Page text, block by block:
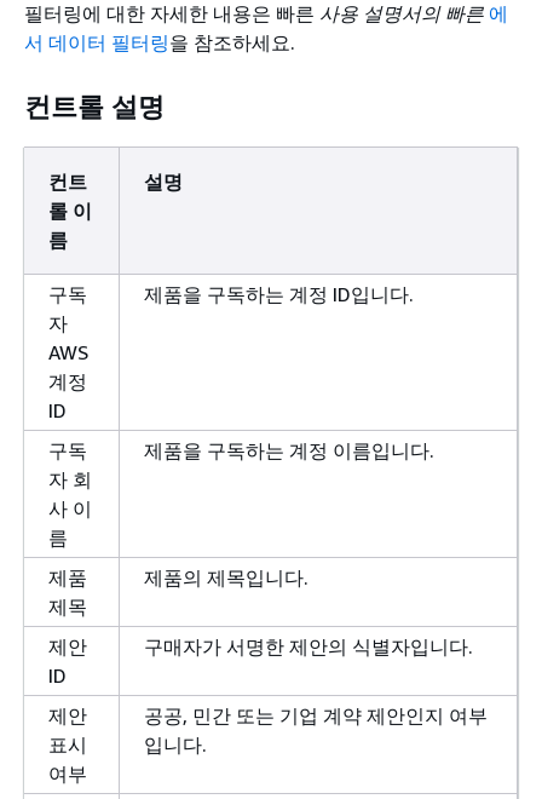
필터링에 대한 자세한 내용은 빠른 사용 설명서의 빠른 에
서 데이터 필터링을 참조하세요.
컨트롤 설명
컨트
롤 이
름
설명
구독
자
AWS
계정
ID
제품을 구독하는 계정 ID입니다.
구독
자 회
사 이
름
제품을 구독하는 계정 이름입니다.
제품
제목
제품의 제목입니다.
제안
ID
구매자가 서명한 제안의 식별자입니다.
제안
표시
여부
공공, 민간 또는 기업 계약 제안인지 여부
입니다.